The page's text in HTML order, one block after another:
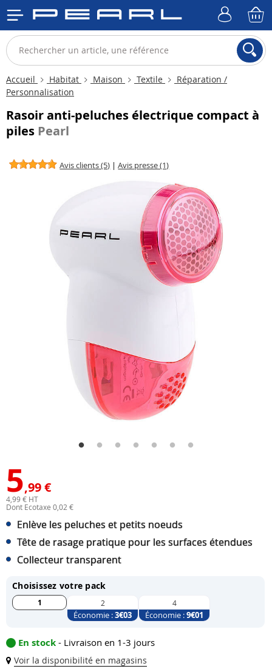
Accueil Habitat Maison Textile
Réparation /
Personnalisation
Rasoir anti-peluches électrique compact à
piles Pearl
Avis clients (5) |Avis presse (1)
5,99 €
4,99 € HT
Dont Ecotaxe 0,02 €
Enlève les peluches et petits noeuds
Tête de rasage pratique pour les surfaces étendues
Collecteur transparent
Choisissez votre pack
1 2
Économie :3€03
4
Économie :9€01
En stock - Livraison en 1-3 jours
Voir la disponibilité en magasins